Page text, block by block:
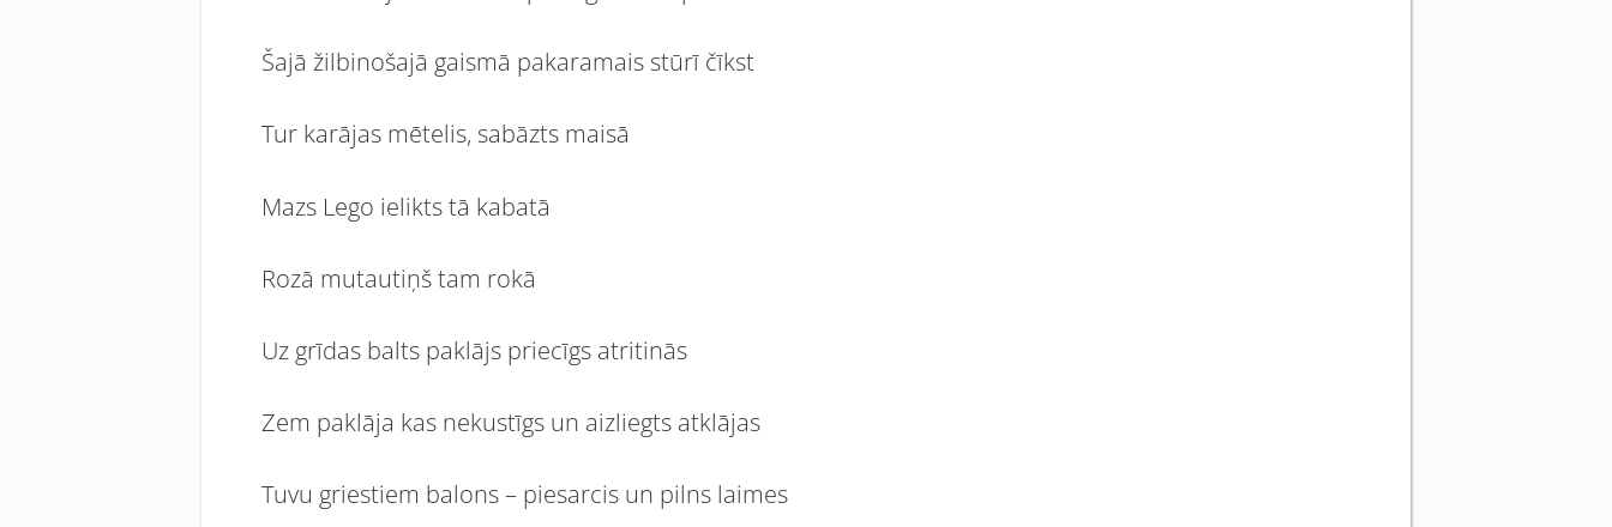
Šajā žilbinošajā gaismā pakaramais stūrī čīkst
Tur karājas mētelis, sabāzts maisā
Mazs Lego ielikts tā kabatā
Rozā mutautiņš tam rokā
Uz grīdas balts paklājs priecīgs atritinās
Zem paklāja kas nekustīgs un aizliegts atklājas
Tuvu griestiem balons – piesarcis un pilns laimes